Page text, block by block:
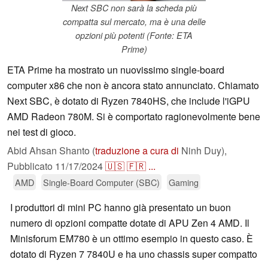
Next SBC non sarà la scheda più
compatta sul mercato, ma è una delle
opzioni più potenti (Fonte: ETA
Prime)
ETA Prime ha mostrato un nuovissimo single-board
computer x86 che non è ancora stato annunciato. Chiamato
Next SBC, è dotato di Ryzen 7840HS, che include l'iGPU
AMD Radeon 780M. Si è comportato ragionevolmente bene
nei test di gioco.
Abid Ahsan Shanto (traduzione a cura di Ninh Duy),
Pubblicato 11/17/2024🇺🇸🇫🇷 ...
AMD Single-Board Computer (SBC) Gaming
I produttori di mini PC hanno già presentato un buon
numero di opzioni compatte dotate di APU Zen 4 AMD. Il
Minisforum EM780 è un ottimo esempio in questo caso. È
dotato di Ryzen 7 7840U e ha uno chassis super compatto